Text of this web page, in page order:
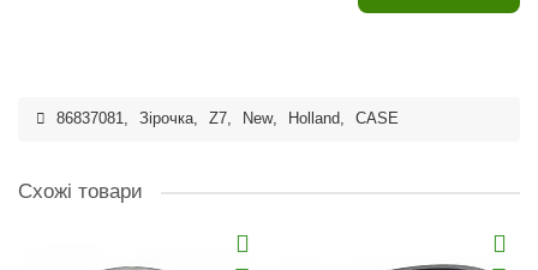
86837081, Зірочка, Z7, New, Holland, CASE
Схожі товари